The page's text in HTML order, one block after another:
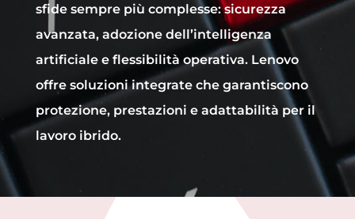
sfide sempre più complesse: sicurezza
avanzata, adozione dell’intelligenza
artificiale e flessibilità operativa. Lenovo
offre soluzioni integrate che garantiscono
protezione, prestazioni e adattabilità per il
lavoro ibrido.